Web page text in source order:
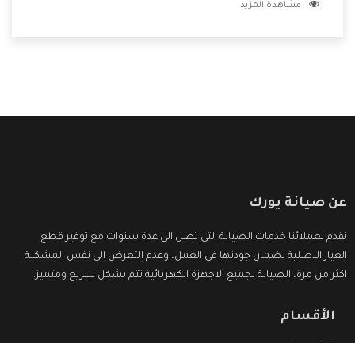
وتقدم للعملاء أقوى العروض والخصومات التى تسهل على
مشاهدة المزيد
عن صيانة يورك
نقدم لعملائنا خدمات الصيانة التى تصل الى عدة سنوات مع توفير قطع
الغيار الاصلية لضمان جودتها فى العمل، وعدم التعرض الى نفس المشكلة
اكثر من مرة، الصيانة لجميع الاجهزة الكهربائية تتم بشكل سريع ومتميز.
الأقسام